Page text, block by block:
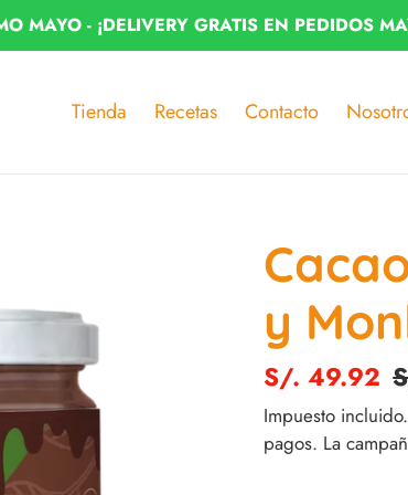
MAYO - ¡DELIVERY GRATIS EN PEDIDOS
Tienda Recetas Contacto
y
Precio
de
venta
S/. 49.92
Impuesto
pagos. La